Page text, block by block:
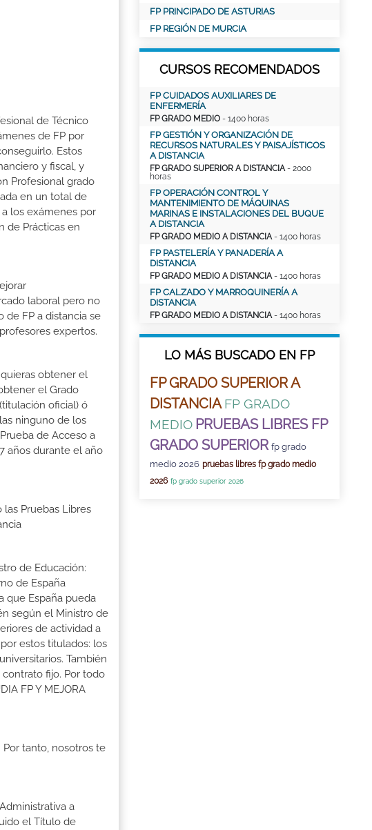
de Técnico
de FP por
Estos
y fiscal, y
Profesional grado
en un total de
los exámenes por
de Prácticas en
laboral pero no
FP a distancia se
expertos.
obtener el
el Grado
oficial) ó
ninguno de los
de Acceso a
años durante el año
las Pruebas Libres
de Educación:
de España
que España pueda
según el Ministro de
de actividad a
estos titulados: los
También
fijo. Por todo
FP Y MEJORA
tanto, nosotros te
a
el Título de
FP PRINCIPADO DE ASTURIAS
FP REGIÓN DE MURCIA
CURSOS RECOMENDADOS
FP CUIDADOS AUXILIARES DE
ENFERMERÍA
FP GRADO MEDIO - 1400 horas
FP GESTIÓN Y ORGANIZACIÓN DE
RECURSOS NATURALES Y PAISAJÍSTICOS
A DISTANCIA
FP GRADO SUPERIOR A DISTANCIA- 2000
horas
FP OPERACIÓN CONTROL Y
MANTENIMIENTO DE MÁQUINAS
MARINAS E INSTALACIONES DEL BUQUE
A DISTANCIA
FP GRADO MEDIO A DISTANCIA- 1400 horas
FP PASTELERÍA Y PANADERÍA A
DISTANCIA
FP GRADO MEDIO A DISTANCIA- 1400 horas
FP CALZADO Y MARROQUINERÍA A
DISTANCIA
FP GRADO MEDIO A DISTANCIA- 1400 horas
LO MÁS BUSCADO EN FP
FP GRADO SUPERIOR A
DISTANCIA FP GRADO
MEDIO PRUEBAS LIBRES FP
GRADO SUPERIOR fp grado
medio 2026 pruebas libres fp grado medio
2026 fp grado superior 2026